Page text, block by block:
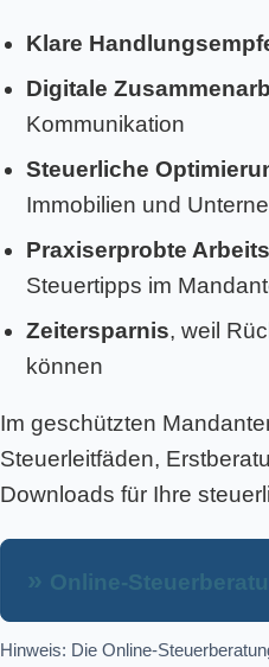
Klare
Digitale
Kommunikation
Steuerliche
Immobilien und
Praxiserprobte
Steuertipps im
Zeitersparnis, weil
können
Im geschützten
Steuerleitfäden,
Downloads für Ihre
Online-
Hinweis: Die Online-